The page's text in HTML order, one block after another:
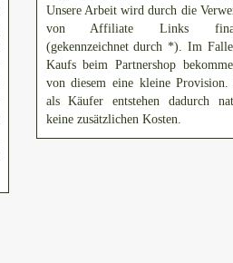
Unsere Arbeit wird durch die
von Affiliate Links
(gekennzeichnet durch *). Im
Kaufs beim Partnershop
von diesem eine kleine Provision.
als Käufer entstehen dadurch
keine zusätzlichen Kosten.